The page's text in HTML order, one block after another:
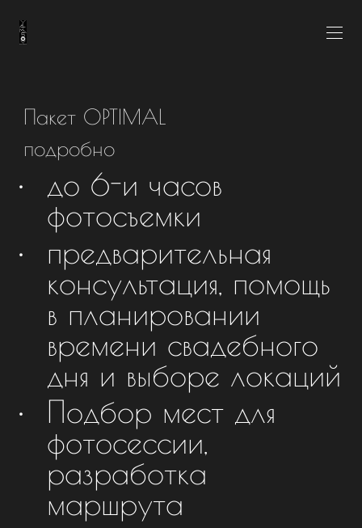
Пакет OPTIMAL
подробно
до 6-и часов
фотосъемки
предварительная
консультация, помощь
в планировании
времени свадебного
дня и выборе локаций
Подбор мест для
фотосессии,
разработка
маршрута